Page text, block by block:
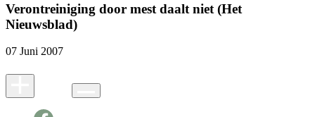
Verontreiniging door mest daalt niet (Het
Nieuwsblad)
07 Juni 2007